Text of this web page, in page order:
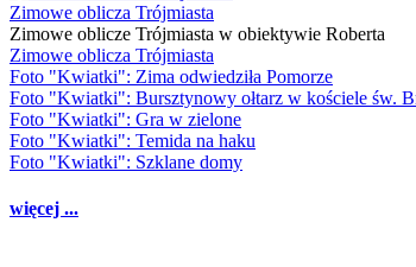
Zimowe oblicza Trójmiasta
Zimowe oblicze Trójmiasta w obiektywie Roberta
Zimowe oblicza Trójmiasta
Foto "Kwiatki": Zima odwiedziła Pomorze
Foto "Kwiatki": Bursztynowy ołtarz w kościele św.
Foto "Kwiatki": Gra w zielone
Foto "Kwiatki": Temida na haku
Foto "Kwiatki": Szklane domy
więcej ...